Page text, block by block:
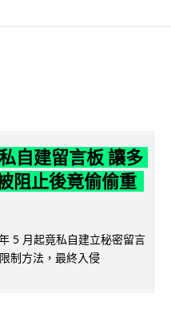
自建留言板 讓多
阻止後竟偷偷重
5 月起竟私自建立秘密留言
制方法，最終入侵